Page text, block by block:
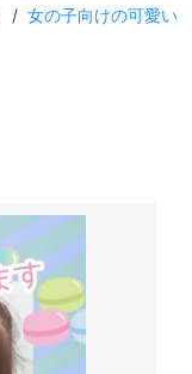
/ 女の子向けの可愛い